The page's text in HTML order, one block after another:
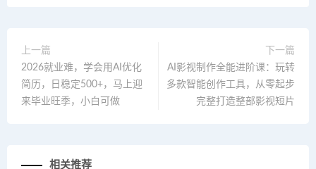
上一篇
2026就业难，学会用AI优化
简历，日稳定500+，马上迎
来毕业旺季，小白可做
下一篇
AI影视制作全能进阶课：玩转
多款智能创作工具，从零起步
完整打造整部影视短片
相关推荐